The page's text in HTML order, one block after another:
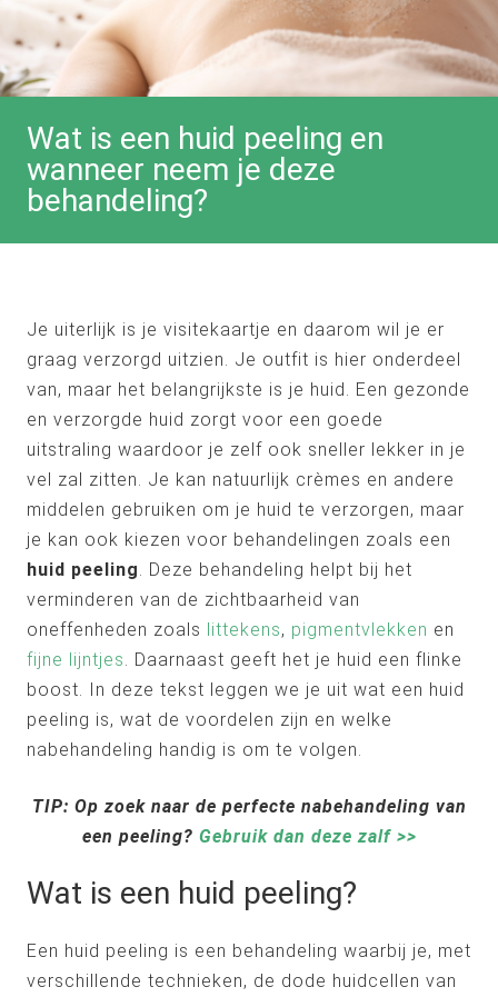
Wat is een huid peeling en
wanneer neem je deze
behandeling?
Je uiterlijk is je visitekaartje en daarom wil je er
graag verzorgd uitzien. Je outfit is hier onderdeel
van, maar het belangrijkste is je huid. Een gezonde
en verzorgde huid zorgt voor een goede
uitstraling waardoor je zelf ook sneller lekker in je
vel zal zitten. Je kan natuurlijk crèmes en andere
middelen gebruiken om je huid te verzorgen, maar
je kan ook kiezen voor behandelingen zoals een
huid peeling. Deze behandeling helpt bij het
verminderen van de zichtbaarheid van
oneffenheden zoals littekens, pigmentvlekken en
fijne lijntjes. Daarnaast geeft het je huid een flinke
boost. In deze tekst leggen we je uit wat een huid
peeling is, wat de voordelen zijn en welke
nabehandeling handig is om te volgen.
TIP: Op zoek naar de perfecte nabehandeling van
een peeling? Gebruik dan deze zalf >>
Wat is een huid peeling?
Een huid peeling is een behandeling waarbij je, met
verschillende technieken, de dode huidcellen van